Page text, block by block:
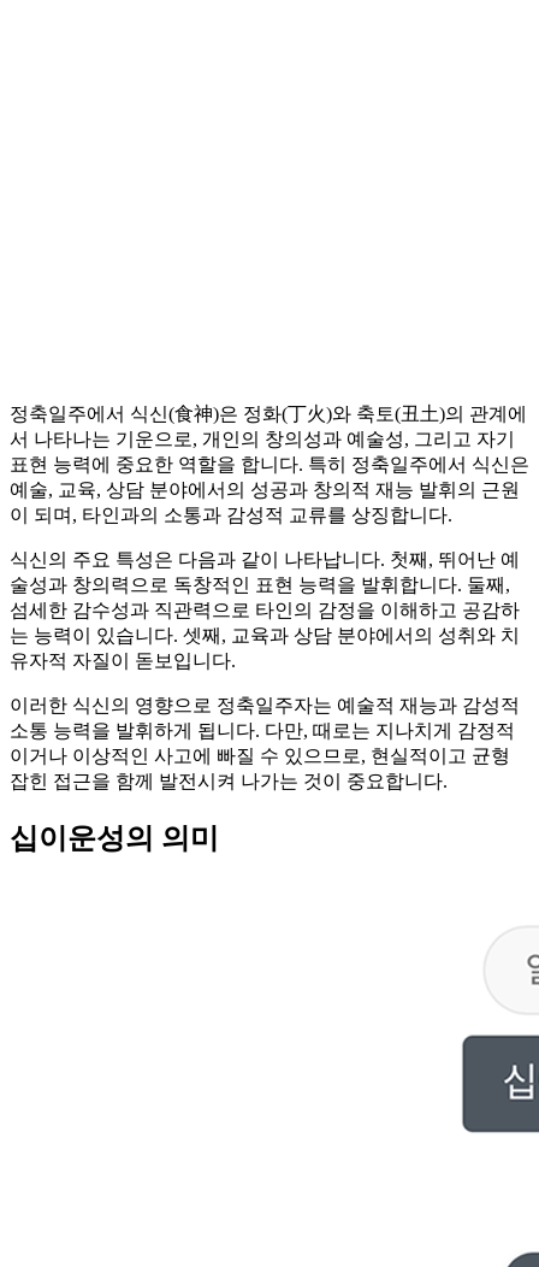
정축일주에서 식신(食神)은 정화(丁火)와 축토(丑土)의 관계에
서 나타나는 기운으로, 개인의 창의성과 예술성, 그리고 자기
표현 능력에 중요한 역할을 합니다. 특히 정축일주에서 식신은
예술, 교육, 상담 분야에서의 성공과 창의적 재능 발휘의 근원
이 되며, 타인과의 소통과 감성적 교류를 상징합니다.
식신의 주요 특성은 다음과 같이 나타납니다. 첫째, 뛰어난 예
술성과 창의력으로 독창적인 표현 능력을 발휘합니다. 둘째,
섬세한 감수성과 직관력으로 타인의 감정을 이해하고 공감하
는 능력이 있습니다. 셋째, 교육과 상담 분야에서의 성취와 치
유자적 자질이 돋보입니다.
이러한 식신의 영향으로 정축일주자는 예술적 재능과 감성적
소통 능력을 발휘하게 됩니다. 다만, 때로는 지나치게 감정적
이거나 이상적인 사고에 빠질 수 있으므로, 현실적이고 균형
잡힌 접근을 함께 발전시켜 나가는 것이 중요합니다.
십이운성의 의미